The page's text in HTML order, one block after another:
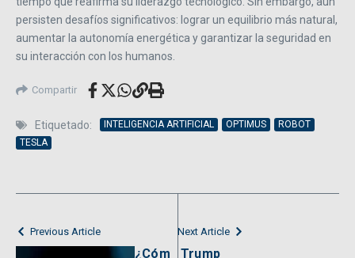
persisten desafíos significativos: lograr un equilibrio más natural,
aumentar la autonomía energética y garantizar la seguridad en
su interacción con los humanos.
Compartir
Etiquetado: INTELIGENCIA ARTIFICIAL OPTIMUS
ROBOT
TESLA
Previous Article
¿Cóm
Next Article
Trump